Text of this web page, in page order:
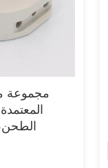
مجموعة
الألومنيوم،